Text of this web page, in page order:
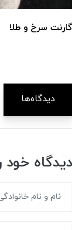
گارنت سرخ و طلا
دیدگاه‌ها
دیدگاه خود